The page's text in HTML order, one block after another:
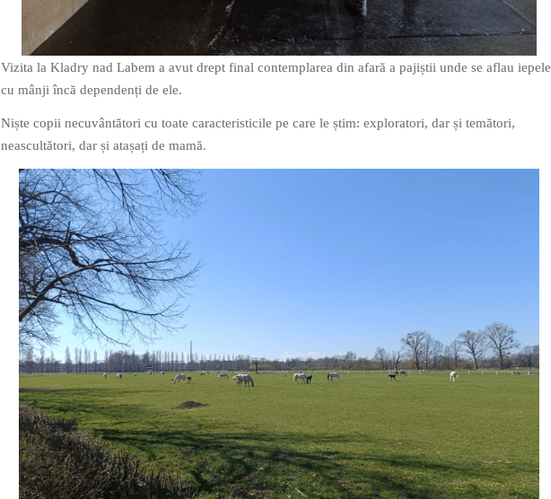
Vizita la Kladry nad Labem a avut drept final contemplarea din afară a pajiștii unde se aflau iepele
cu mânji încă dependenți de ele.
Niște copii necuvântători cu toate caracteristicile pe care le știm: exploratori, dar și temători,
neascultători, dar și atașați de mamă.